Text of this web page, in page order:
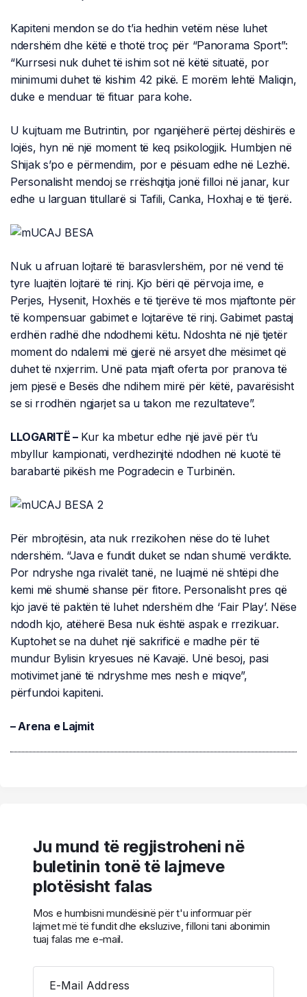
Kapiteni mendon se do t’ia hedhin vetëm nëse luhet
ndershëm dhe këtë e thotë troç për “Panorama Sport”:
“Kurrsesi nuk duhet të ishim sot në këtë situatë, por
minimumi duhet të kishim 42 pikë. E morëm lehtë Maliqin,
duke e menduar të fituar para kohe.
U kujtuam me Butrintin, por nganjëherë përtej dëshirës e
lojës, hyn në një moment të keq psikologjik. Humbjen në
Shijak s’po e përmendim, por e pësuam edhe në Lezhë.
Personalisht mendoj se rrëshqitja jonë filloi në janar, kur
edhe u larguan titullarë si Tafili, Canka, Hoxhaj e të tjerë.
Nuk u afruan lojtarë të barasvlershëm, por në vend të
tyre luajtën lojtarë të rinj. Kjo bëri që përvoja ime, e
Perjes, Hysenit, Hoxhës e të tjerëve të mos mjaftonte për
të kompensuar gabimet e lojtarëve të rinj. Gabimet pastaj
erdhën radhë dhe ndodhemi këtu. Ndoshta në një tjetër
moment do ndalemi më gjerë në arsyet dhe mësimet që
duhet të nxjerrim. Unë pata mjaft oferta por pranova të
jem pjesë e Besës dhe ndihem mirë për këtë, pavarësisht
se si rrodhën ngjarjet sa u takon me rezultateve”.
LLOGARITË –Kur ka mbetur edhe një javë për t’u
mbyllur kampionati, verdhezinjtë ndodhen në kuotë të
barabartë pikësh me Pogradecin e Turbinën.
Për mbrojtësin, ata nuk rrezikohen nëse do të luhet
ndershëm. “Java e fundit duket se ndan shumë verdikte.
Por ndryshe nga rivalët tanë, ne luajmë në shtëpi dhe
kemi më shumë shanse për fitore. Personalisht pres që
kjo javë të paktën të luhet ndershëm dhe ‘Fair Play’. Nëse
ndodh kjo, atëherë Besa nuk është aspak e rrezikuar.
Kuptohet se na duhet një sakrificë e madhe për të
mundur Bylisin kryesues në Kavajë. Unë besoj, pasi
motivimet janë të ndryshme mes nesh e miqve”,
përfundoi kapiteni.
– Arena e Lajmit
Ju mund të regjistroheni në
buletinin tonë të lajmeve
plotësisht falas
Mos e humbisni mundësinë për t'u informuar për
lajmet më të fundit dhe eksluzive, filloni tani abonimin
tuaj falas me e-mail.
E-Mail Address